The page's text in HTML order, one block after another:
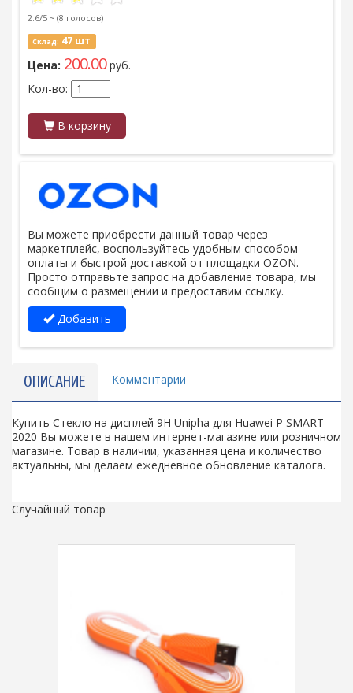
2.6/5 ~ (8 голосов)
Склад: 47 шт
Цена: 200.00руб.
Кол-во:
В корзину
Вы можете приобрести данный товар через
маркетплейс, воспользуйтесь удобным способом
оплаты и быстрой доставкой от площадки OZON.
Просто отправьте запрос на добавление товара, мы
сообщим о размещении и предоставим ссылку.
Добавить
ОПИСАНИЕ Комментарии
Купить Стекло на дисплей 9H Unipha для Huawei P SMART
2020 Вы можете в нашем интернет-магазине или розничном
магазине. Товар в наличии, указанная цена и количество
актуальны, мы делаем ежедневное обновление каталога.
Случайный товар